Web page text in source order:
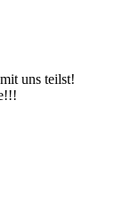
uns teilst!